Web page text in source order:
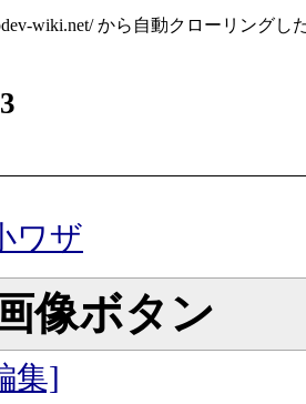
wiki.net/ から自動クローリング
ワザ
像ボタン
集]